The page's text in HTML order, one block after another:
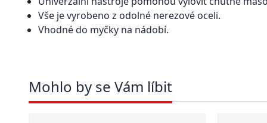
Vše je vyrobeno z odolné nerezové oceli.
Vhodné do myčky na nádobí.
Mohlo by se Vám líbit